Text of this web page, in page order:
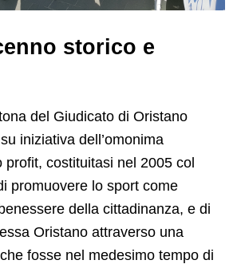
storico e
del Giudicato di Oristano
iniziativa dell’omonima
profit, costituitasi nel 2005 col
promuovere lo sport come
della cittadinanza, e di
Oristano attraverso una
fosse nel medesimo tempo di